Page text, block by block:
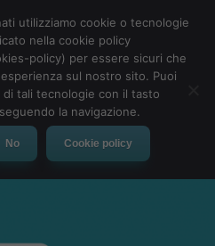
utilizziamo cookie o tecnologie
nella cookie policy
policy) per essere sicuri che
sul nostro sito. Puoi
di tali tecnologie con il tasto
la navigazione.
No Cookie policy